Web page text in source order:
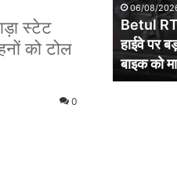
स्टेट
को टोल
0
हाईवे
पर
बड़ा
सड़क
हादसा,
06/08/
Betul
हाईवे पर
बाइक को